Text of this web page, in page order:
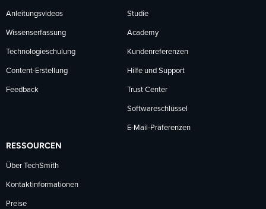
Anleitungsvideos
Wissenserfassung
Technologieschulung
Content-Erstellung
Feedback
Studie
Academy
Kundenreferenzen
Hilfe und Support
Trust Center
Softwareschlüssel
E-Mail-Präferenzen
RESSOURCEN
Über TechSmith
Kontaktinformationen
Preise